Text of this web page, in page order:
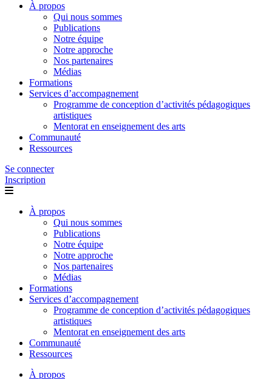
À propos
Qui nous sommes
Publications
Notre équipe
Notre approche
Nos partenaires
Médias
Formations
Services d’accompagnement
Programme de conception d’activités pédagogiques
artistiques
Mentorat en enseignement des arts
Communauté
Ressources
Se connecter
Inscription
À propos
Qui nous sommes
Publications
Notre équipe
Notre approche
Nos partenaires
Médias
Formations
Services d’accompagnement
Programme de conception d’activités pédagogiques
artistiques
Mentorat en enseignement des arts
Communauté
Ressources
À propos